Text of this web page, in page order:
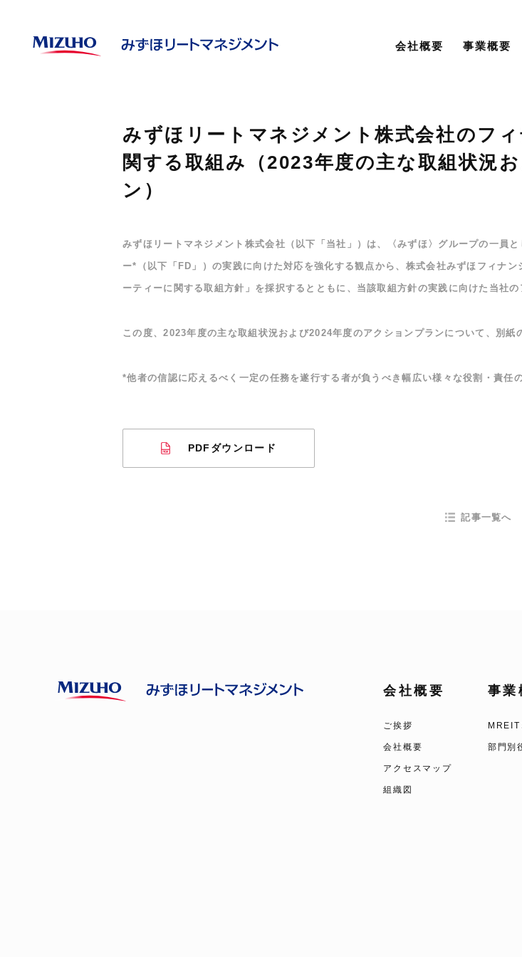
会社概要 事業概要
みずほリートマネジメント株式会社のフ
関する取組み（2023年度の主な取組状況
ン）
みずほリートマネジメント株式会社（以下「当社」）は、〈みずほ〉グループの一員
ー*（以下「FD」）の実践に向けた対応を強化する観点から、株式会社みずほフィナ
ーティーに関する取組方針」を採択するとともに、当該取組方針の実践に向けた当社
この度、2023年度の主な取組状況および2024年度のアクションプランについて、別紙
*他者の信認に応えるべく一定の任務を遂行する者が負うべき幅広い様々な役割・責任
PDFダウンロード
記事一覧へ
会社概要
ご挨拶
会社概要
アクセスマップ
組織図
事業
MREIT
部門別